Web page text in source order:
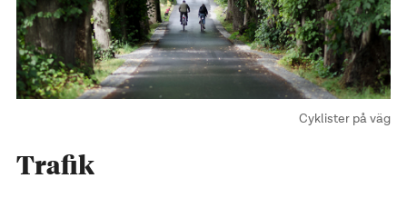
Cyklister på väg
Trafik